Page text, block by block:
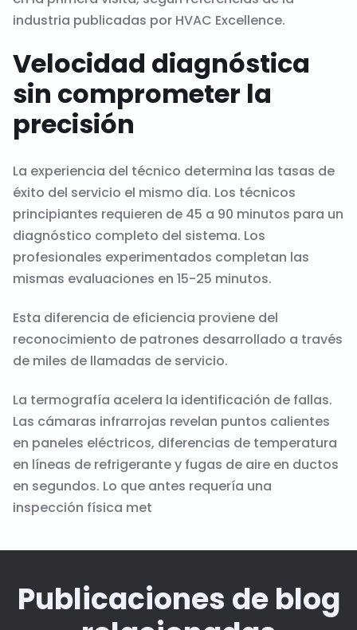
industria publicadas por HVAC Excellence.
Velocidad diagnóstica
sin comprometer la
precisión
La experiencia del técnico determina las tasas de
éxito del servicio el mismo día. Los técnicos
principiantes requieren de 45 a 90 minutos para un
diagnóstico completo del sistema. Los
profesionales experimentados completan las
mismas evaluaciones en 15-25 minutos.
Esta diferencia de eficiencia proviene del
reconocimiento de patrones desarrollado a través
de miles de llamadas de servicio.
La termografía acelera la identificación de fallas.
Las cámaras infrarrojas revelan puntos calientes
en paneles eléctricos, diferencias de temperatura
en líneas de refrigerante y fugas de aire en ductos
en segundos. Lo que antes requería una
inspección física met
Publicaciones de blog